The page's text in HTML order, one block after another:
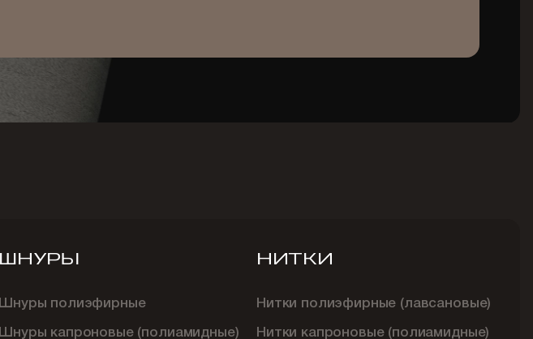
ШНУРЫ
Шнуры полиэфирные
Шнуры капроновые (полиамидные)
НИТКИ
Нитки полиэфирные (лавсановые)
Нитки капроновые (полиамидные)